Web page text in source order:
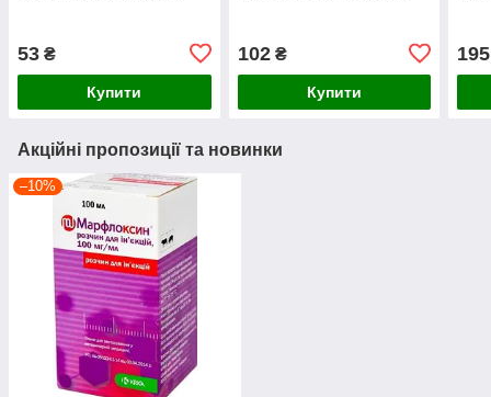
53 ₴
Купити
102₴
Купити
195
Акційні пропозиції та новинки
–10%